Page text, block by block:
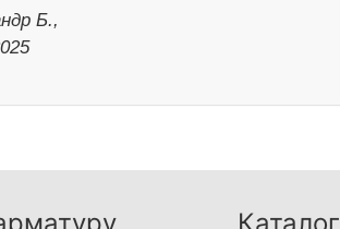
Б.,
Каталог